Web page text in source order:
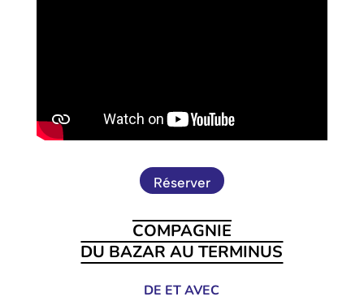
Réserver
COMPAGNIE
DU BAZAR AU TERMINUS
DE ET AVEC